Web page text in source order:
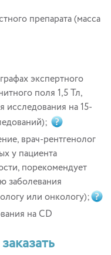
препарата (масса
экспертного
поля 1,5 Тл,
исследования на 15-
врач-рентгенолог
у пациента
порекомендует
заболевания
или онкологу);
на CD